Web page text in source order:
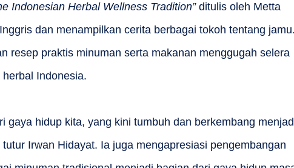
Indonesian Herbal Wellness Tradition”ditulis oleh Metta
dan menampilkan cerita berbagai tokoh tentang
resep praktis minuman serta makanan menggugah selera
Indonesia.
gaya hidup kita, yang kini tumbuh dan berkembang
tutur Irwan Hidayat. Ia juga mengapresiasi pengembangan